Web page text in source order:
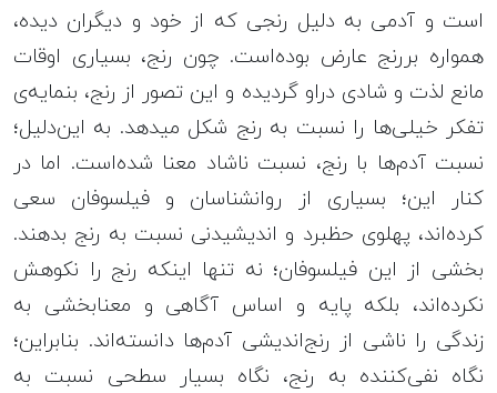
است و آدمی به دلیل رنجی که از خود و دیگران دیده،
همواره بررنج عارض بوده‌است. چون رنج، بسیاری اوقات
مانع لذت و شادی دراو گردیده و این تصور از رنج، بن‎مایه‌ی
تفکر خیلی‌ها را نسبت به رنج شکل می‎‎دهد. به این‌دلیل؛
نسبت آدم‌ها با رنج، نسبت ناشاد معنا شده‌است. اما در
کنار این؛ بسیاری از روانشناسان و فیلسوفان سعی
کرده‌اند، پهلوی حظ‎برد و اندیشیدنی نسبت به رنج بدهند.
بخشی از این فیلسوفان؛ نه تنها اینکه رنج را نکوهش
نکرده‌اند، بلکه پایه و اساس آگاهی و معنابخشی به
زندگی را ناشی از رنج‌اندیشی آدم‌ها دانسته‌اند. بنابراین؛
نگاه نفی‌کننده به رنج، نگاه بسیار سطحی نسبت به